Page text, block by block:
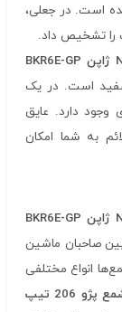
است. در جعلی،
را تشخیص داد.
ژاپنBKR6E-GP
سفید است. در یک
دارد. عایق
به شما امکان
ژاپنBKR6E-GP
صاحبان ماشین
انواع مختلفی
پژو 206 تیپ